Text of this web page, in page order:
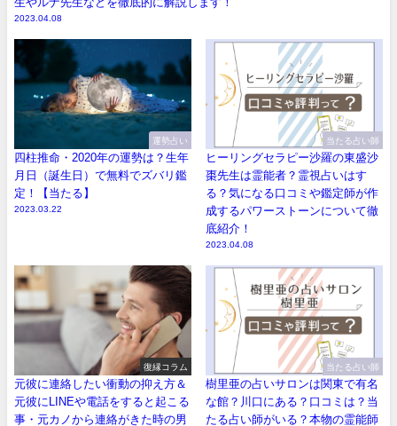
生やルナ先生などを徹底的に解説します！
2023.04.08
運勢占い
四柱推命・2020年の運勢は？生年
月日（誕生日）で無料でズバリ鑑
定！【当たる】
2023.03.22
当たる占い師
ヒーリングセラピー沙羅の東盛沙
棗先生は霊能者？霊視占いはす
る？気になる口コミや鑑定師が作
成するパワーストーンについて徹
底紹介！
2023.04.08
復縁コラム
元彼に連絡したい衝動の抑え方＆
元彼にLINEや電話をすると起こる
事・元カノから連絡がきた時の男
当たる占い師
樹里亜の占いサロンは関東で有名
な館？川口にある？口コミは？当
たる占い師がいる？本物の霊能師